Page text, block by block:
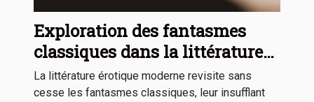
Exploration des fantasmes
classiques dans la littérature
érotique moderne
La littérature érotique moderne revisite sans
cesse les fantasmes classiques, leur insufflant